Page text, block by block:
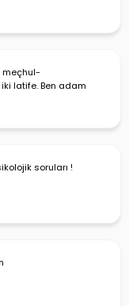
meçhul-
latife. Ben adam
soruları !